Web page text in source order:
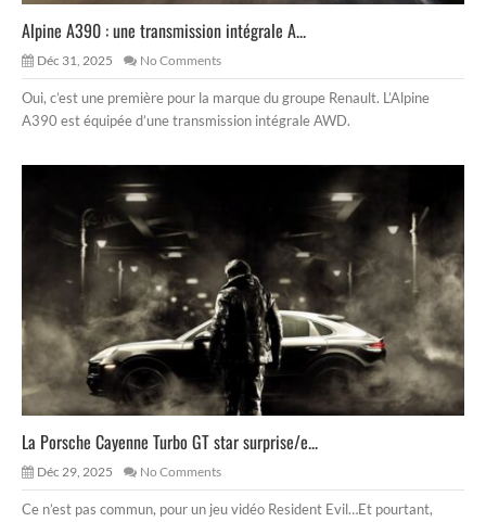
Alpine A390 : une transmission intégrale A...
Déc 31, 2025 No Comments
Oui, c’est une première pour la marque du groupe Renault. L’Alpine
A390 est équipée d’une transmission intégrale AWD.
La Porsche Cayenne Turbo GT star surprise/e...
Déc 29, 2025 No Comments
Ce n’est pas commun, pour un jeu vidéo Resident Evil…Et pourtant,